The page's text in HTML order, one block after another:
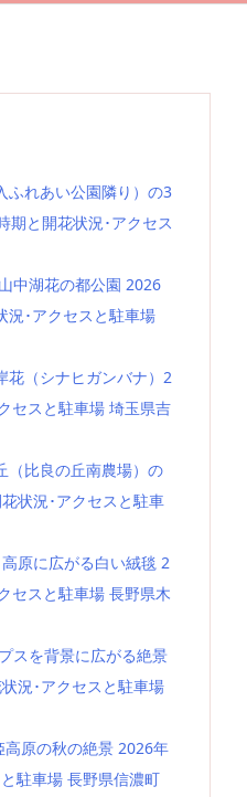
ふれあい公園隣り）の3
期と開花状況･アクセス
中湖花の都公園 2026
況･アクセスと駐車場
花（シナヒガンバナ）2
セスと駐車場 埼玉県吉
（比良の丘南農場）の
状況･アクセスと駐車
原に広がる白い絨毯 2
セスと駐車場 長野県木
スを背景に広がる絶景
況･アクセスと駐車場
原の秋の絶景 2026年
駐車場 長野県信濃町